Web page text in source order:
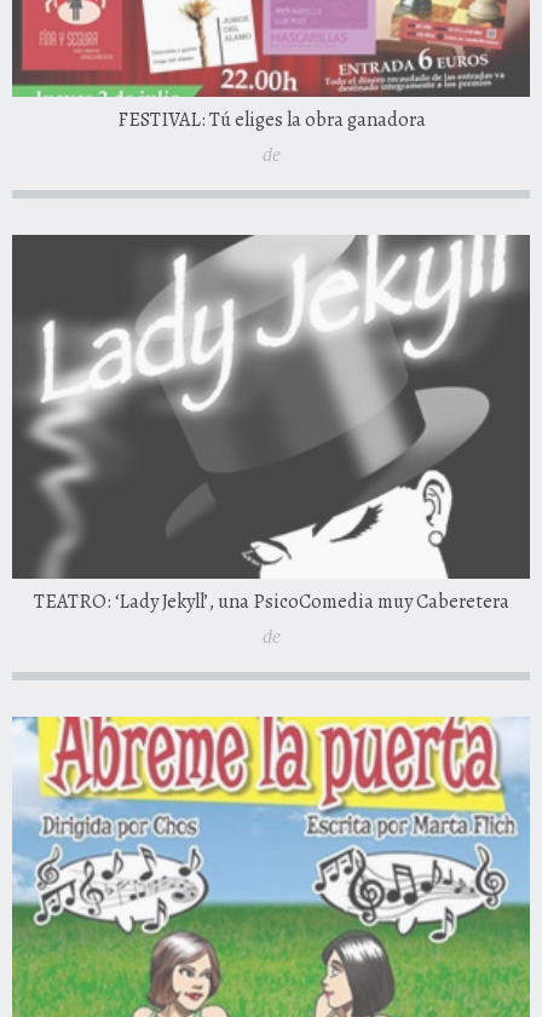
FESTIVAL: Tú eliges la obra ganadora
de
TEATRO: ‘Lady Jekyll’, una PsicoComedia muy Caberetera
de